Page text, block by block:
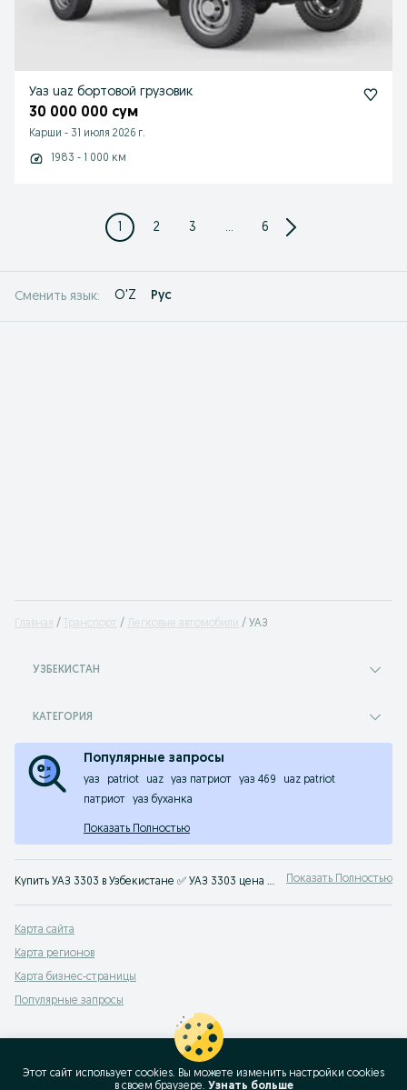
Уаз uaz бортовой грузовик
30 000 000 сум
Карши - 31 июля 2026 г.
1983 - 1 000 км
1 2 3 ... 6
Сменить язык: O'Z Рус
Главная Транспорт Легковые автомобили УАЗ
УЗБЕКИСТАН
КАТЕГОРИЯ
Популярные запросы
уаз patriot uaz уаз патриот уаз 469
uaz patriot
патриот
уаз буханка
Показать Полностью
Купить УАЗ 3303 в Узбекистане ✅ УАЗ 3303 цена бу и нового авто ☝ Большой выбор автомобилей по выгодным ценам на OLX.uz (ранее Torg.uz) Показать Полностью
Карта сайта
Карта регионов
Карта бизнес-страницы
Популярные запросы
Этот сайт использует cookies. Вы можете изменить настройки cookies
в своeм браузере. Узнать больше